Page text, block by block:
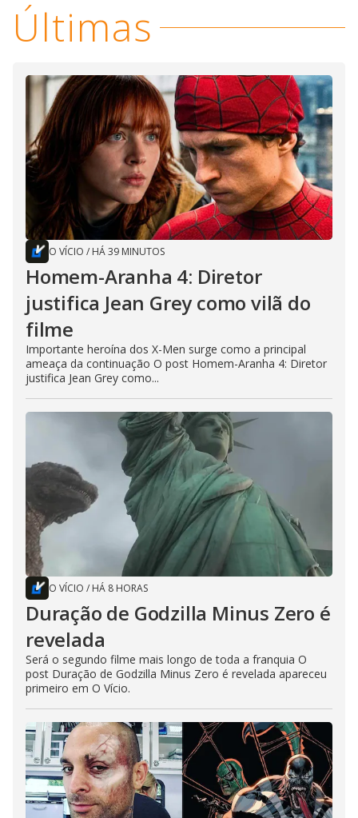
Últimas
O VÍCIO / HÁ 39 MINUTOS
Homem-Aranha 4: Diretor
justifica Jean Grey como vilã do
filme
Importante heroína dos X-Men surge como a principal
ameaça da continuação O post Homem-Aranha 4: Diretor
justifica Jean Grey como...
O VÍCIO / HÁ 8 HORAS
Duração de Godzilla Minus Zero é
revelada
Será o segundo filme mais longo de toda a franquia O
post Duração de Godzilla Minus Zero é revelada apareceu
primeiro em O Vício.